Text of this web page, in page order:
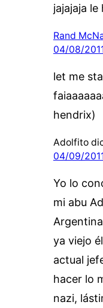
jajajaja
Rand
04/08/
let me
hendrix)
Adolfito
04/09/
Yo lo
mi abu
ya viejo
actual
hacer lo
nazi,